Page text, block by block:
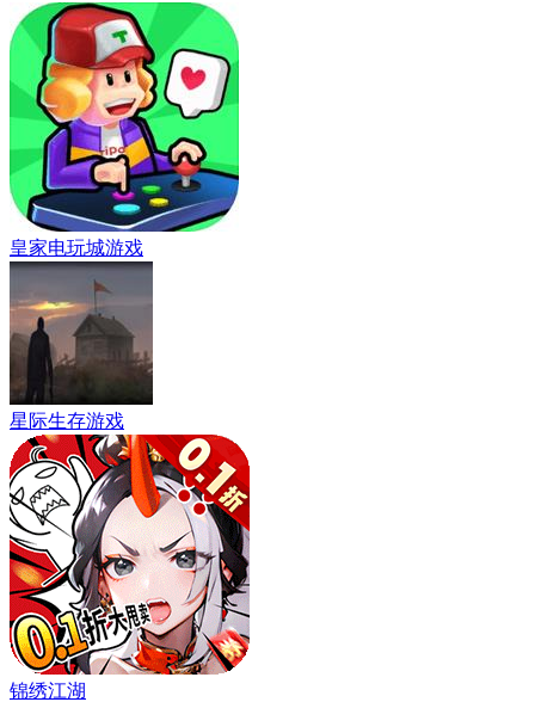
皇家电玩城游戏
星际生存游戏
锦绣江湖